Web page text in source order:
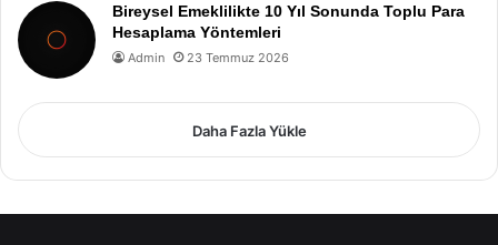
Bireysel Emeklilikte 10 Yıl Sonunda Toplu Para
Hesaplama Yöntemleri
Admin 23 Temmuz 2026
Daha Fazla Yükle